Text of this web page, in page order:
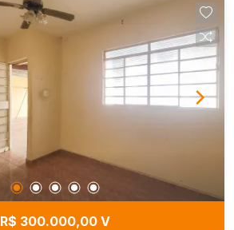
R$ 300.000,00 V